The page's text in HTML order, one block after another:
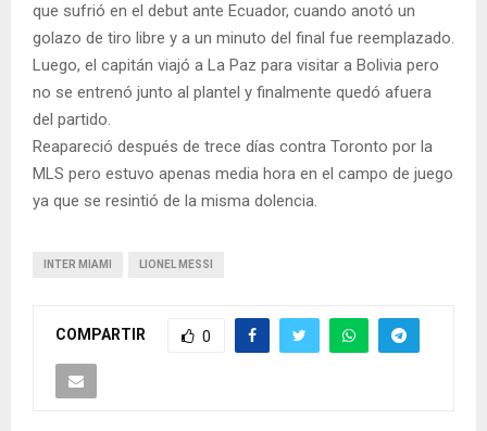
que sufrió en el debut ante Ecuador, cuando anotó un
golazo de tiro libre y a un minuto del final fue reemplazado.
Luego, el capitán viajó a La Paz para visitar a Bolivia pero
no se entrenó junto al plantel y finalmente quedó afuera
del partido.
Reapareció después de trece días contra Toronto por la
MLS pero estuvo apenas media hora en el campo de juego
ya que se resintió de la misma dolencia.
INTER MIAMI LIONEL MESSI
COMPARTIR 0